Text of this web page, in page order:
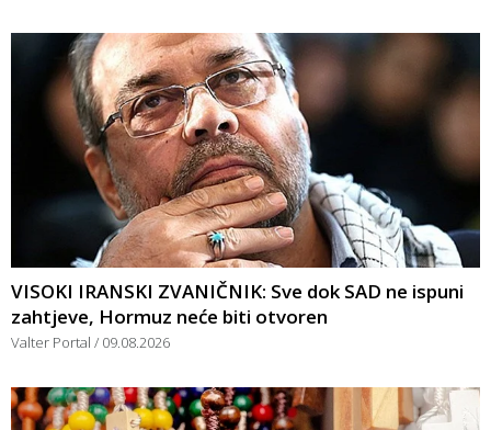
VISOKI IRANSKI ZVANIČNIK: Sve dok SAD ne ispuni
zahtjeve, Hormuz neće biti otvoren
Valter Portal 09.08.2026